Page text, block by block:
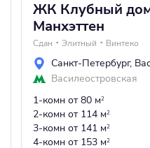
ЖК Клубный
Манхэттен
Сдан Элитный Винтеко
Санкт-Петербург,
Василеостровская
1-комн от 80 м2
2-комн от 114 м2
3-комн от 141 м2
4-комн от 153 м2